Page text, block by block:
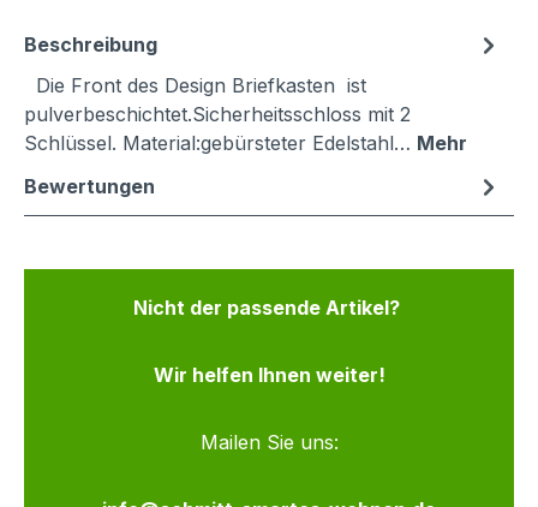
Beschreibung
Die Front des Design Briefkasten ist
pulverbeschichtet.Sicherheitsschloss mit 2
Schlüssel. Material:gebürsteter Edelstahl… Mehr
Bewertungen
Nicht der passende Artikel?
Wir helfen Ihnen weiter!
Mailen Sie uns: